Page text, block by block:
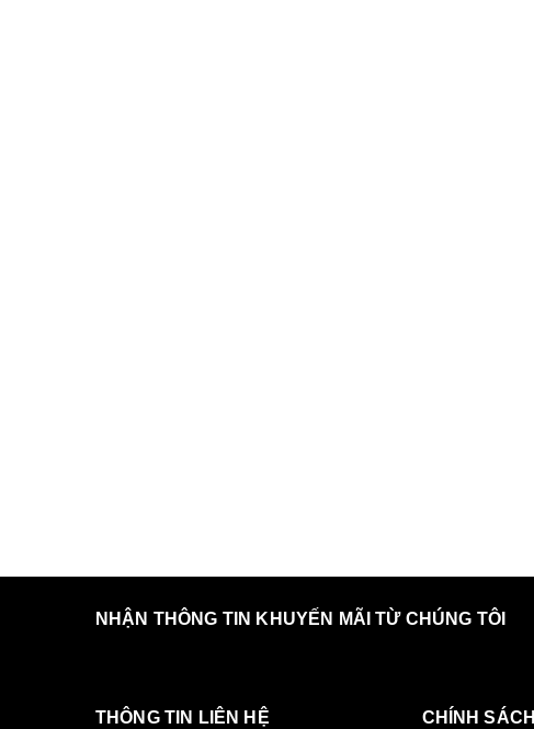
NHẬN THÔNG TIN KHUYẾN MÃI TỪ CHÚNG TÔI
THÔNG TIN LIÊN HỆ CHÍNH SÁCH